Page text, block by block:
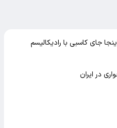
جای کاسبی با رادیکالیسم
در ایران